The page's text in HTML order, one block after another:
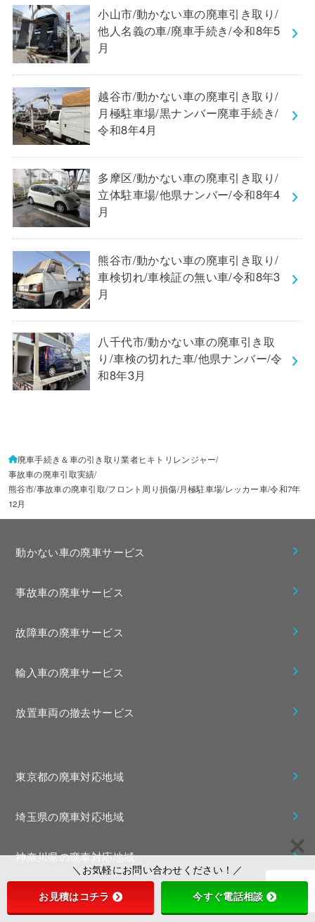
小山市/動かない車の廃車引き取り/
他人名義の車/廃車手続き/令和8年5
月
越谷市/動かない車の廃車引き取り/
月極駐車場/黒ナンバー廃車手続き/
令和8年4月
多摩区/動かない車の廃車引き取り/
立体駐車場/他県ナンバー/令和8年4
月
熊谷市/動かない車の廃車引き取り/
車検切れ/車検証の無い車/令和8年3
月
八千代市/動かない車の廃車引き取
り/車検の切れた車/他県ナンバー/令
和8年3月
廃車手続き＆車の引き取り業者ヒキトリレンジャー
事故車の廃車引取実績
熊谷市/事故車の廃車引取/フロント周り損傷/月極駐車場/レッカー車/令和7年
12月
動かない車の廃車サービス
事故車の廃車サービス
故障車の廃車サービス
輸入車の廃車サービス
放置車両の撤去サービス
東京都の廃車対応地域
埼玉県の廃車対応地域
神奈川県の廃車対応地域
千葉県の廃車対応地域
＼お気軽にお問い合わせください！／
お見積はコチラ 今すぐ電話相談